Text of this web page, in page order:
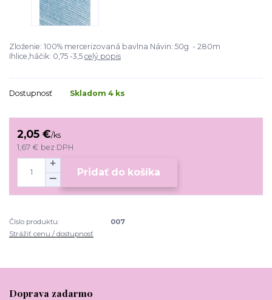
Zloženie: 100% mercerizovaná bavlna Návin: 50g - 280m
Ihlice,háčik: 0,75 -3,5 celý popis
Dostupnosť Skladom 4 ks
2,05 €/ks
1,67 € bez DPH
Pridať do košíka
Číslo produktu:
007
Strážiť cenu / dostupnosť
Doprava zadarmo